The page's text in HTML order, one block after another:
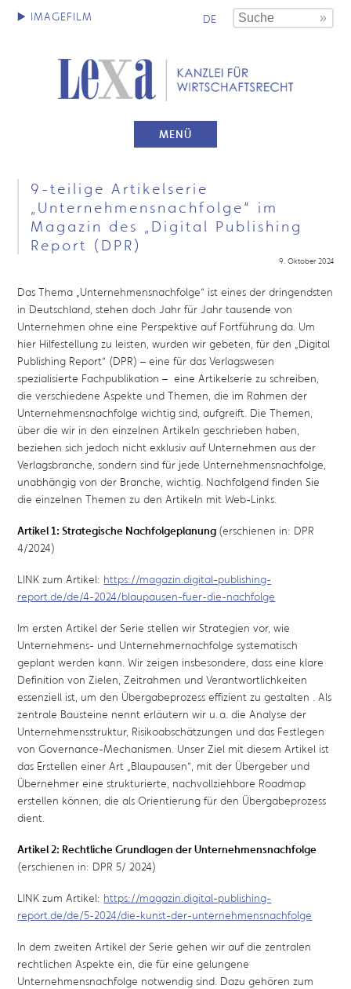
DE
MENÜ
9-teilige Artikelserie
„Unternehmensnachfolge“ im
Magazin des „Digital Publishing
Report (DPR)
9. Oktober 2024
Das Thema „Unternehmensnachfolge“ ist eines der dringendsten
in Deutschland, stehen doch Jahr für Jahr tausende von
Unternehmen ohne eine Perspektive auf Fortführung da. Um
hier Hilfestellung zu leisten, wurden wir gebeten, für den „Digital
Publishing Report“ (DPR) – eine für das Verlagswesen
spezialisierte Fachpublikation – eine Artikelserie zu schreiben,
die verschiedene Aspekte und Themen, die im Rahmen der
Unternehmensnachfolge wichtig sind, aufgreift. Die Themen,
über die wir in den einzelnen Artikeln geschrieben haben,
beziehen sich jedoch nicht exklusiv auf Unternehmen aus der
Verlagsbranche, sondern sind für jede Unternehmensnachfolge,
unabhängig von der Branche, wichtig. Nachfolgend finden Sie
die einzelnen Themen zu den Artikeln mit Web-Links.
Artikel 1: Strategische Nachfolgeplanung (erschienen in: DPR
4/2024)
LINK zum Artikel: https://magazin.digital-publishing-
report.de/de/4-2024/blaupausen-fuer-die-nachfolge
Im ersten Artikel der Serie stellen wir Strategien vor, wie
Unternehmens- und Unternehmernachfolge systematisch
geplant werden kann. Wir zeigen insbesondere, dass eine klare
Definition von Zielen, Zeitrahmen und Verantwortlichkeiten
essenziell ist, um den Übergabeprozess effizient zu gestalten . Als
zentrale Bausteine nennt erläutern wir u. a. die Analyse der
Unternehmensstruktur, Risikoabschätzungen und das Festlegen
von Governance-Mechanismen. Unser Ziel mit diesem Artikel ist
das Erstellen einer Art „Blaupausen“, mit der Übergeber und
Übernehmer eine strukturierte, nachvollziehbare Roadmap
erstellen können, die als Orientierung für den Übergabeprozess
dient.
Artikel 2: Rechtliche Grundlagen der Unternehmensnachfolge
(erschienen in: DPR 5/ 2024)
LINK zum Artikel: https://magazin.digital-publishing-
report.de/de/5-2024/die-kunst-der-unternehmensnachfolge
In dem zweiten Artikel der Serie gehen wir auf die zentralen
rechtlichen Aspekte ein, die für eine gelungene
Unternehmensnachfolge notwendig sind. Dazu gehören zum